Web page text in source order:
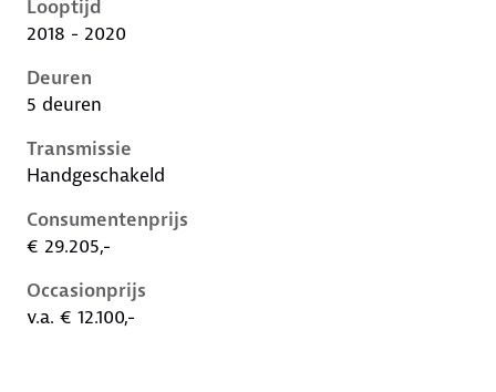
Looptijd
2018 - 2020
Deuren
5 deuren
Transmissie
Handgeschakeld
Consumentenprijs
€ 29.205,-
Occasionprijs
v.a. € 12.100,-